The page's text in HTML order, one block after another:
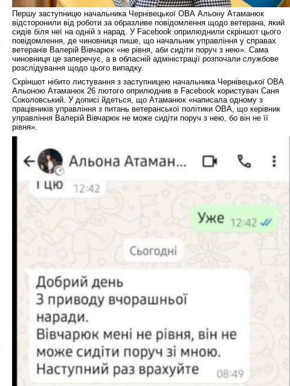
Першу заступницю начальника Чернівецької ОВА Альону Атаманюк
відсторонили від роботи за образливе повідомлення щодо ветерана, який
сидів біля неї на одній з нарад. У Facebook оприлюднили скріншот цього
повідомлення, де чиновниця пише, що начальник управління у справах
ветеранів Валерій Вівчарюк «не рівня, аби сидіти поруч з нею». Сама
чиновниця це заперечує, а в обласній адміністрації розпочали службове
розслідування щодо цього випадку.
Скріншот нібито листування з заступницею начальника Чернівецької ОВА
Альоною Атаманюк 26 лютого оприлюднив в Facebook користувач Саня
Соколовський. У дописі йдеться, що Атаманюк «написала одному з
працівників управління з питань ветеранської політики ОВА, що керівник
управління Валерій Вівчарюк не може сидіти поруч з нею, бо він не її
рівня».